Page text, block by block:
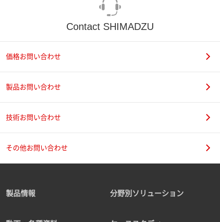
Contact SHIMADZU
価格お問い合わせ
製品お問い合わせ
技術お問い合わせ
その他お問い合わせ
製品情報 分野別ソリューション